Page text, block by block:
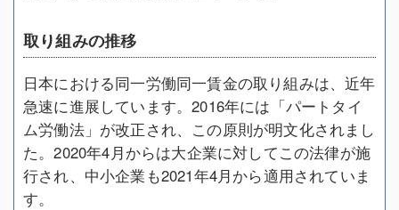
取り組みの推移
日本における同一労働同一賃金の取り組みは、近年
急速に進展しています。2016年には「パートタイ
ム労働法」が改正され、この原則が明文化されまし
た。2020年4月からは大企業に対してこの法律が施
行され、中小企業も2021年4月から適用されていま
す。